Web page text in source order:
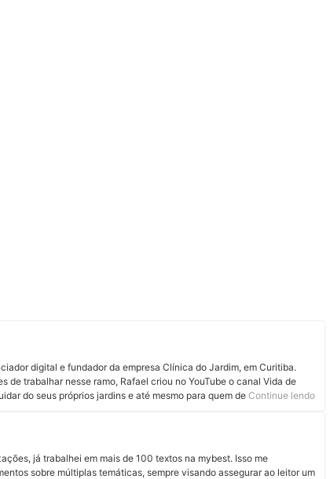
digital e fundador da empresa Clínica do Jardim, em Curitiba.
de trabalhar nesse ramo, Rafael criou no YouTube o canal Vida de
do seus próprios jardins e até mesmo para quem deseja abrir sua
sobre as técnicas de jardinagem. Conheça mais sobre Rafael no
seu site.
Continue lendo
já trabalhei em mais de 100 textos na mybest. Isso me
sobre múltiplas temáticas, sempre visando assegurar ao leitor um